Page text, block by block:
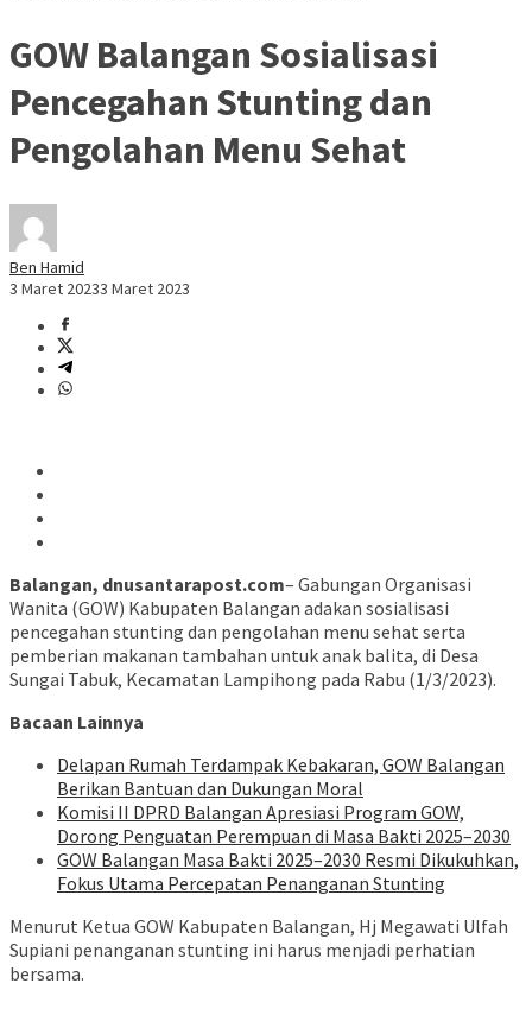
GOW Balangan Sosialisasi
Pencegahan Stunting dan
Pengolahan Menu Sehat
Ben Hamid
3 Maret 20233 Maret 2023
Balangan, dnusantarapost.com– Gabungan Organisasi
Wanita (GOW) Kabupaten Balangan adakan sosialisasi
pencegahan stunting dan pengolahan menu sehat serta
pemberian makanan tambahan untuk anak balita, di Desa
Sungai Tabuk, Kecamatan Lampihong pada Rabu (1/3/2023).
Bacaan Lainnya
Delapan Rumah Terdampak Kebakaran, GOW Balangan
Berikan Bantuan dan Dukungan Moral
Komisi II DPRD Balangan Apresiasi Program GOW,
Dorong Penguatan Perempuan di Masa Bakti 2025–2030
GOW Balangan Masa Bakti 2025–2030 Resmi Dikukuhkan,
Fokus Utama Percepatan Penanganan Stunting
Menurut Ketua GOW Kabupaten Balangan, Hj Megawati Ulfah
Supiani penanganan stunting ini harus menjadi perhatian
bersama.